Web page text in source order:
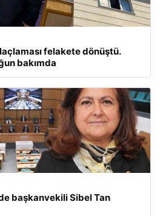
felakete dönüştü.
bakımda
başkanvekili Sibel Tan